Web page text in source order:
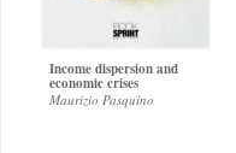
Income dispersion and
economic crises
Maurizio Pasquino